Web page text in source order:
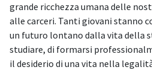
grande ricchezza umana delle
alle carceri. Tanti giovani stanno
un futuro lontano dalla vita della
studiare, di formarsi
il desiderio di una vita nella